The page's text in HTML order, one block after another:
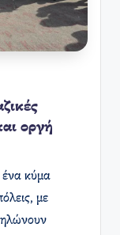
οργή
ένα κύμα
με